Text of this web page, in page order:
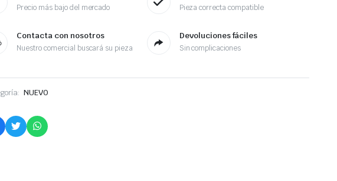
Precio más bajo del mercado Pieza correcta compatible
Contacta con nosotros
Nuestro comercial buscará su pieza
Devoluciones fáciles
Sin complicaciones
NUEVO